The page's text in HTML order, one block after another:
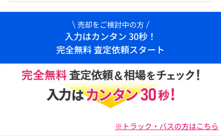
売却をご検討中の方
入力はカンタン 30秒！
完全無料 査定依頼スタート
※トラック・バスの方はこちら